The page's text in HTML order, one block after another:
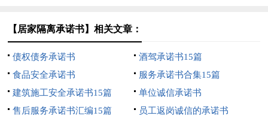
【居家隔离承诺书】相关文章：
债权债务承诺书
酒驾承诺书15篇
食品安全承诺书
服务承诺书合集15篇
建筑施工安全承诺书15篇
单位诚信承诺书
售后服务承诺书汇编15篇
员工返岗诚信的承诺书